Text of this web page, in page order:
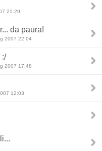
21:29
da paura!
2007 22:04
:/
2007 17:48
12:03